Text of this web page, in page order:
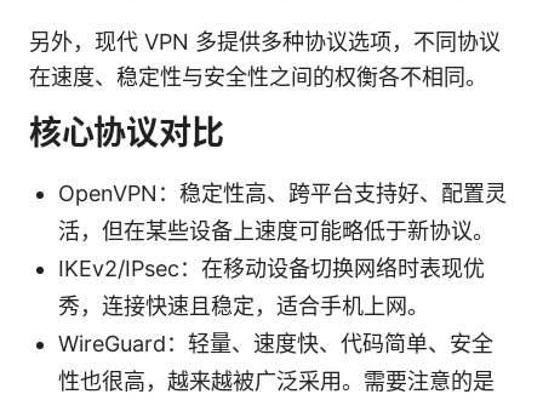
另外，现代 VPN 多提供多种协议选项，不同协议
在速度、稳定性与安全性之间的权衡各不相同。
核心协议对比
OpenVPN：稳定性高、跨平台支持好、配置灵
活，但在某些设备上速度可能略低于新协议。
IKEv2/IPsec：在移动设备切换网络时表现优
秀，连接快速且稳定，适合手机上网。
WireGuard：轻量、速度快、代码简单、安全
性也很高，越来越被广泛采用。需要注意的是